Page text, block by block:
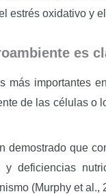
estrés oxidativo y
es
más importantes
de las células o
demostrado que
y deficiencias
(Murphy et al.,